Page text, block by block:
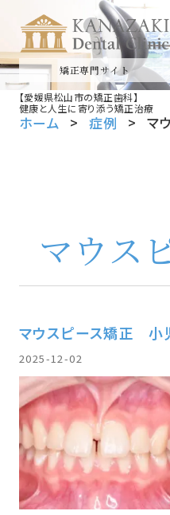
矯正専門サイト
【愛媛県松山市の矯正歯科】
健康と人生に寄り添う矯正治療
ホーム 症例 マ
マウス
マウスピース矯正 小
2025-12-02